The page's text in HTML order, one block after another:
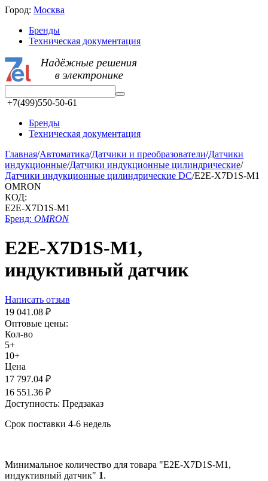
Город: Москва
Бренды
Техническая документация
+7(499)550-50-61
Бренды
Техническая документация
Главная/Автоматика/Датчики и преобразователи/Датчики
индукционные/Датчики индукционные цилиндрические/
Датчики индукционные цилиндрические DC/E2E-X7D1S-M1
OMRON
КОД:
E2E-X7D1S-M1
Бренд: OMRON
E2E-X7D1S-M1,
индуктивный датчик
Написать отзыв
19 041.08 ₽
Оптовые цены:
Кол-во
5+
10+
Цена
17 797.04 ₽
16 551.36 ₽
Доступность: Предзаказ
Срок поставки 4-6 недель
Минимальное количество для товара "E2E-X7D1S-M1,
индуктивный датчик" 1.